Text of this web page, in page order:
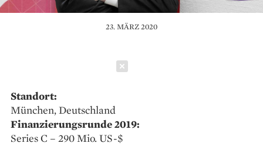
23. MÄRZ 2020
Standort:
München, Deutschland
Finanzierungsrunde 2019:
Series C – 290 Mio. US-$